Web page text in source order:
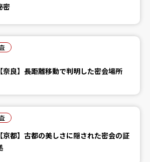
密
【奈良】長距離移動で判明した密会場所
京都】古都の美しさに隠された密会の証